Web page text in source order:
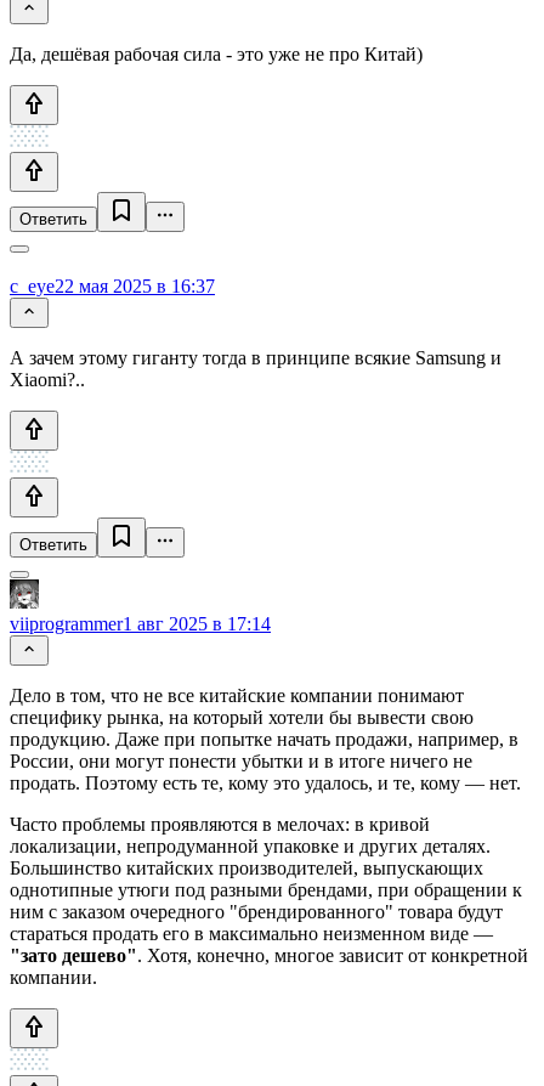
Да, дешёвая рабочая сила - это уже не про Китай)
Ответить
c_eye22 мая 2025 в 16:37
А зачем этому гиганту тогда в принципе всякие Samsung и
Xiaomi?..
Ответить
viiprogrammer1 авг 2025 в 17:14
Дело в том, что не все китайские компании понимают
специфику рынка, на который хотели бы вывести свою
продукцию. Даже при попытке начать продажи, например, в
России, они могут понести убытки и в итоге ничего не
продать. Поэтому есть те, кому это удалось, и те, кому — нет.
Часто проблемы проявляются в мелочах: в кривой
локализации, непродуманной упаковке и других деталях.
Большинство китайских производителей, выпускающих
однотипные утюги под разными брендами, при обращении к
ним с заказом очередного "брендированного" товара будут
стараться продать его в максимально неизменном виде —
"зато дешево". Хотя, конечно, многое зависит от конкретной
компании.